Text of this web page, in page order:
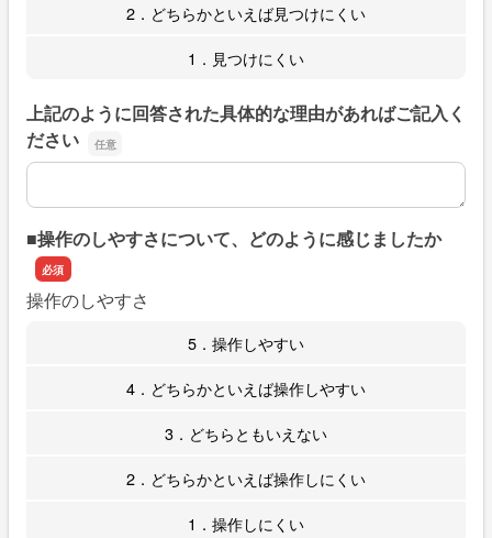
2．どちらかといえば見つけにくい
1．見つけにくい
上記のように回答された具体的な理由があればご記入く
ださい
上記のように回答された具体的な理由があればご記入くだ
■操作のしやすさについて、どのように感じましたか
操作のしやすさ
5．操作しやすい
4．どちらかといえば操作しやすい
3．どちらともいえない
2．どちらかといえば操作しにくい
1．操作しにくい